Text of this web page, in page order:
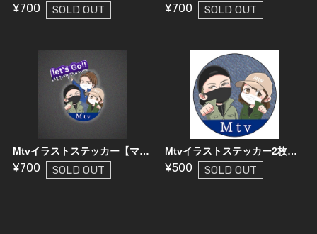
¥700 SOLD OUT ¥700 SOLD OUT
Mtvイラストステッカー【マスク有】
¥700 SOLD OUT
Mtvイラストステッカー2枚セット
¥500 SOLD OUT